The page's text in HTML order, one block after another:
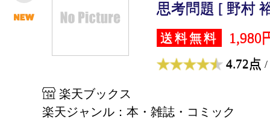
思考問題 [ 野村
送料無料 1,980
4.72点 /
楽天ブックス
楽天ジャンル：本・雑誌・コミック